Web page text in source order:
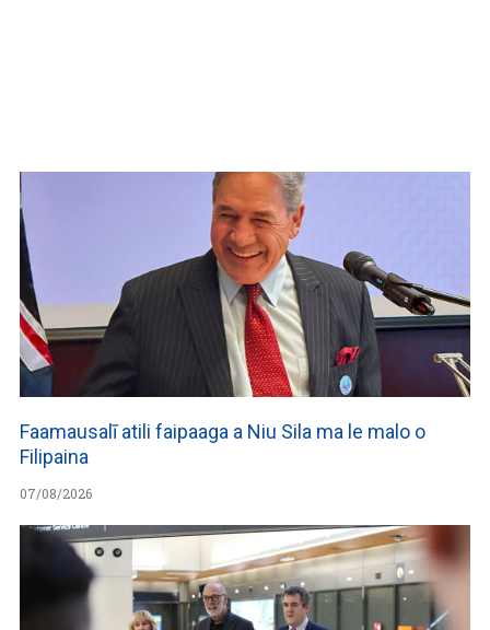
Faamausalī atili faipaaga a Niu Sila ma le malo o
Filipaina
07/08/2026